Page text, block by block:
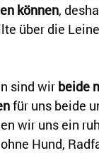
können,
über die
sind wir beide
für uns beide
wir uns ein
Hund,